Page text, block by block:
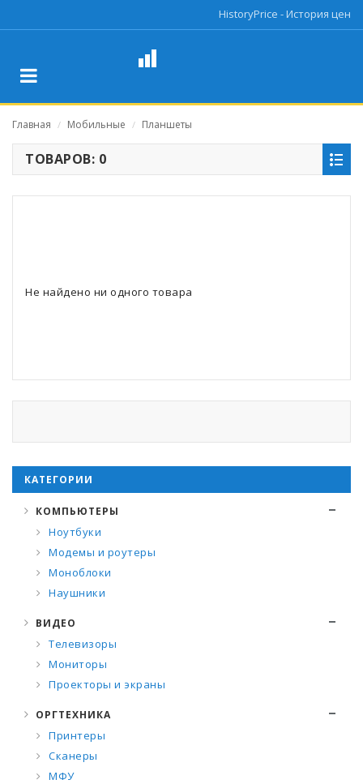
HistoryPrice - История цен
Главная / Мобильные / Планшеты
ТОВАРОВ: 0
Не найдено ни одного товара
КАТЕГОРИИ
КОМПЬЮТЕРЫ
Ноутбуки
Модемы и роутеры
Моноблоки
Наушники
ВИДЕО
Телевизоры
Мониторы
Проекторы и экраны
ОРГТЕХНИКА
Принтеры
Сканеры
МФУ